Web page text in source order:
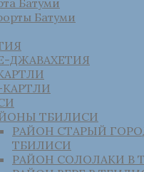
Батуми
ДЖАВАХЕТИЯ
ТБИЛИСИ
РАЙОН СТАРЫЙ
ТБИЛИСИ
РАЙОН СОЛОЛАКИ В